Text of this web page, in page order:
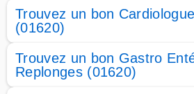
Trouvez un bon
(01620)
Trouvez un bon Gastro
Replonges (01620)